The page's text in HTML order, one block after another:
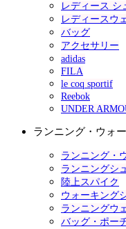
レディース シ
レディースウ
バッグ
アクセサリー
adidas
FILA
le coq sportif
Reebok
UNDER
ランニング・ウォ
ランニング・
ランニングシ
陸上スパイク
ウォーキング
ランニングウ
バッグ・ポー